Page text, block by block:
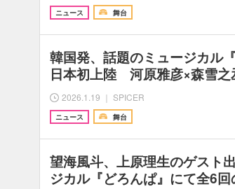
ニュース 舞台
韓国発、話題のミュージカル
日本初上陸 河原雅彦×森雪
2026.1.19 ｜ SPICER
ニュース 舞台
望海風斗、上原理生のゲスト
ジカル『どろんぱ』にて全6